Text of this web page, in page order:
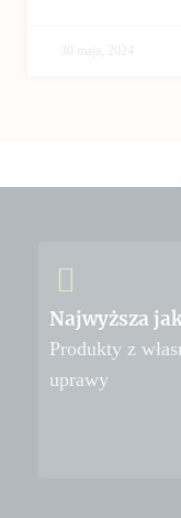
30 maja, 2024
Najwyższa
Produkty z
uprawy